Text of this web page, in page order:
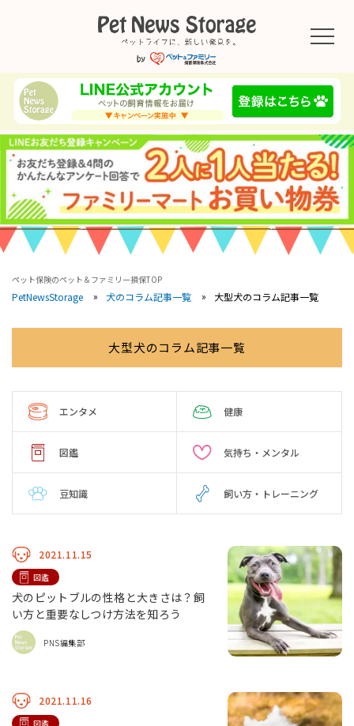
ペット保険のペット＆ファミリー損保TOP
PetNewsStorage 犬のコラム記事一覧 大型犬のコラム記事一覧
大型犬のコラム記事一覧
エンタメ 健康
図鑑 気持ち・メンタル
豆知識 飼い方・トレーニング
2021.11.15
図鑑
犬のピットブルの性格と大きさは？飼
い方と重要なしつけ方法を知ろう
PNS編集部
2021.11.16
図鑑